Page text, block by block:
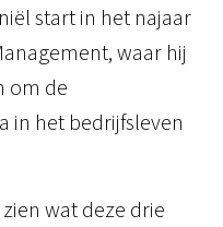
start in het najaar
waar hij
om de
in het bedrijfsleven
wat deze drie